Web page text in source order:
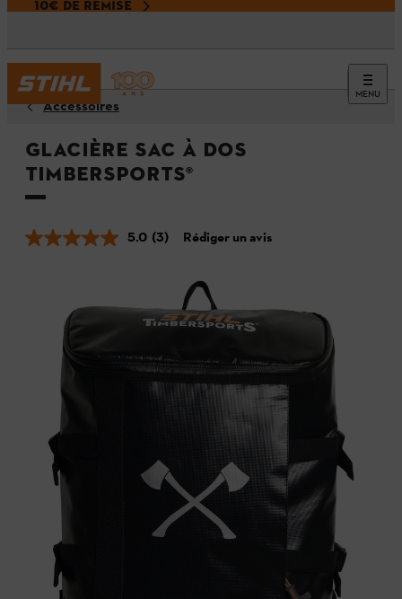
10€ DE REMISE
MENU
Accessoires
Glacière sac à dos
Timbersports®
5.0 (3) Rédiger un avis